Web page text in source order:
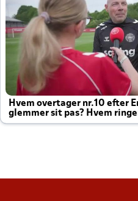
Hvem overtager nr.10 efter
glemmer sit pas? Hvem
altid til efter kampe?